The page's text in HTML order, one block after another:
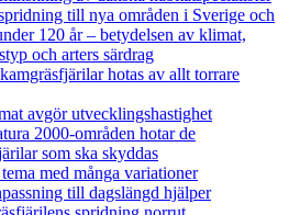
till nya områden i Sverige och
120 år– betydelsen av klimat,
och arters särdrag
hotas av allt torrare
avgör utvecklingshastighet
2000-områden hotar de
som ska skyddas
med många variationer
till dagslängd hjälper